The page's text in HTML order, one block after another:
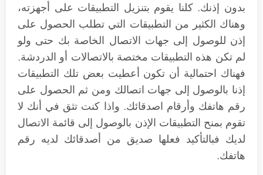
بدون إذنك. كلنا يقوم بتنزيل التطبيقات على أجهزته،
وهناك الكثير من التطبيقات التي تطلب الحصول على
إذن للوصول إلى جهات الاتصال الخاصة بك حتى ولو
لم تكن هذه التطبيقات مختصة بالاتصالات أو الدردشة.
فهناك احتمالية أن تكون أعطيت بعض تلك التطبيقات
إذنا بالوصول إلى جهات اتصالك ومن ثم الحصول على
رقم هاتفك وأرقام اصدقائك. واذا كنت تثق في أنك لا
تقوم بمنح التطبيقات الإذن بالوصول إلى قائمة الاتصال
لديك فبالتأكيد فعلها صديق من أصدقائك لديه رقم
هاتفك.